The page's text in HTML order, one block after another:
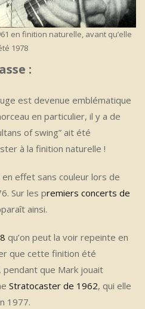
en finition naturelle, avant qu’elle
1978
:
est devenue emblématique
en particulier, il y a de
of swing” ait été
à la finition naturelle !
effet sans couleur lors de
Sur les premiers concerts de
ainsi.
qu’on peut la voir repeinte en
que cette finition été
que Mark jouait
Stratocaster de 1962, qui elle
1977.